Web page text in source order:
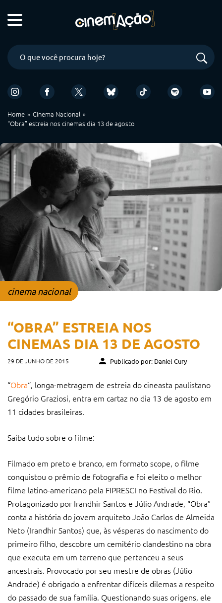
Home
Cinema Nacional
“Obra” estreia nos cinemas dia 13 de agosto
cinema nacional
“OBRA” ESTREIA NOS
CINEMAS DIA 13 DE AGOSTO
29 DE JUNHO DE 2015 Publicado por: Daniel Cury
“Obra“, longa-metragem de estreia do cineasta paulistano
Gregório Graziosi, entra em cartaz no dia 13 de agosto em
11 cidades brasileiras.
Saiba tudo sobre o filme:
Filmado em preto e branco, em formato scope, o filme
conquistou o prêmio de fotografia e foi eleito o melhor
filme latino-americano pela FIPRESCI no Festival do Rio.
Protagonizado por Irandhir Santos e Júlio Andrade, “Obra”
conta a história do jovem arquiteto João Carlos de Almeida
Neto (Irandhir Santos) que, às vésperas do nascimento do
primeiro filho, descobre um cemitério clandestino na obra
que executa em um terreno que pertenceu a seus
ancestrais. Provocado por seu mestre de obras (Júlio
Andrade) é obrigado a enfrentar difíceis dilemas a respeito
do passado de sua família. Questionando suas origens, ele